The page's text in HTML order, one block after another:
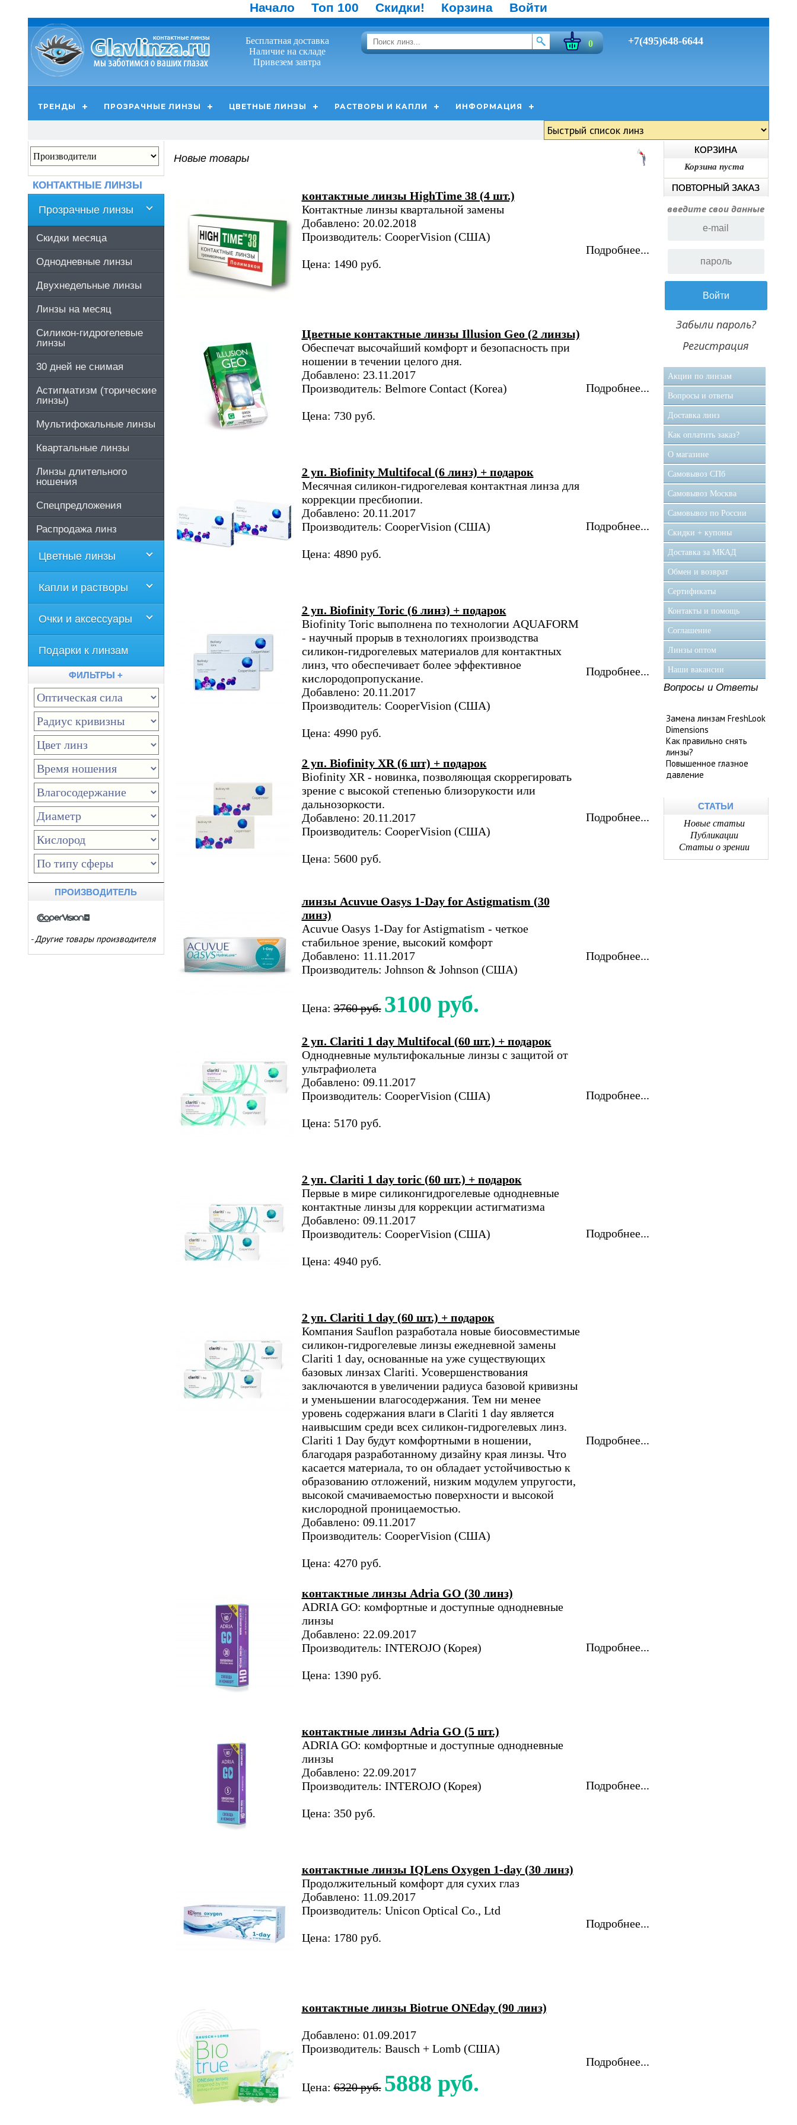
Начало Топ 100 Скидки! Корзина Войти
Бесплатная доставка
Наличие на складе
Привезем завтра
0 +7(495)648-6644
ТРЕНДЫ ПРОЗРАЧНЫЕ ЛИНЗЫ ЦВЕТНЫЕ ЛИНЗЫ РАСТВОРЫ И КАПЛИ ИНФОРМАЦИЯ
Новые товары
контактные линзы HighTime 38 (4 шт.)
Контактные линзы квартальной замены
Добавлено: 20.02.2018
Производитель: CooperVision (США)
Цена: 1490 руб.
Подробнее...
Цветные контактные линзы Illusion Geo (2 линзы)
Обеспечат высочайший комфорт и безопасность при
ношении в течении целого дня.
Добавлено: 23.11.2017
Производитель: Belmore Contact (Korea)
Цена: 730 руб.
Подробнее...
2 уп. Biofinity Multifocal (6 линз) + подарок
Месячная силикон-гидрогелевая контактная линза для
коррекции пресбиопии.
Добавлено: 20.11.2017
Производитель: CooperVision (США)
Цена: 4890 руб.
Подробнее...
2 уп. Biofinity Toric (6 линз) + подарок
Biofinity Toric выполнена по технологии AQUAFORM
- научный прорыв в технологиях производства
силикон-гидрогелевых материалов для контактных
линз, что обеспечивает более эффективное
кислородопропускание.
Добавлено: 20.11.2017
Производитель: CooperVision (США)
Цена: 4990 руб.
Подробнее...
2 уп. Biofinity XR (6 шт) + подарок
Biofinity XR - новинка, позволяющая скоррегировать
зрение с высокой степенью близорукости или
дальнозоркости.
Добавлено: 20.11.2017
Производитель: CooperVision (США)
Цена: 5600 руб.
Подробнее...
линзы Acuvue Oasys 1-Day for Astigmatism (30
линз)
Acuvue Oasys 1-Day for Astigmatism - четкое
стабильное зрение, высокий комфорт
Добавлено: 11.11.2017
Производитель: Johnson & Johnson (США)
Цена:3760 руб. 3100 руб.
Подробнее...
2 уп. Clariti 1 day Multifocal (60 шт.) + подарок
Однодневные мультифокальные линзы с защитой от
ультрафиолета
Добавлено: 09.11.2017
Производитель: CooperVision (США)
Цена: 5170 руб.
Подробнее...
2 уп. Clariti 1 day toric (60 шт.) + подарок
Первые в мире силиконгидрогелевые однодневные
контактные линзы для коррекции астигматизма
Добавлено: 09.11.2017
Производитель: CooperVision (США)
Цена: 4940 руб.
Подробнее...
2 уп. Clariti 1 day (60 шт.) + подарок
Компания Sauflon разработала новые биосовместимые
силикон-гидрогелевые линзы ежедневной замены
Clariti 1 day, основанные на уже существующих
базовых линзах Clariti. Усовершенствования
заключаются в увеличении радиуса базовой кривизны
и уменьшении влагосодержания. Тем ни менее
уровень содержания влаги в Clariti 1 day является
наивысшим среди всех силикон-гидрогелевых линз.
Clariti 1 Day будут комфортными в ношении,
благодаря разработанному дизайну края линзы. Что
касается материала, то он обладает устойчивостью к
образованию отложений, низким модулем упругости,
высокой смачиваемостью поверхности и высокой
кислородной проницаемостью.
Добавлено: 09.11.2017
Производитель: CooperVision (США)
Цена: 4270 руб.
Подробнее...
контактные линзы Adria GO (30 линз)
ADRIA GO: комфортные и доступные однодневные
линзы
Добавлено: 22.09.2017
Производитель: INTEROJO (Корея)
Цена: 1390 руб.
Подробнее...
контактные линзы Adria GO (5 шт.)
ADRIA GO: комфортные и доступные однодневные
линзы
Добавлено: 22.09.2017
Производитель: INTEROJO (Корея)
Цена: 350 руб.
Подробнее...
контактные линзы IQLens Oxygen 1-day (30 линз)
Продолжительный комфорт для сухих глаз
Добавлено: 11.09.2017
Производитель: Unicon Optical Co., Ltd
Цена: 1780 руб.
Подробнее...
контактные линзы Biotrue ONEday (90 линз)
Добавлено: 01.09.2017
Производитель: Bausch + Lomb (США)
Цена:6320 руб. 5888 руб.
Подробнее...
КОНТАКТНЫЕ ЛИНЗЫ
Прозрачные линзы
Скидки месяца
Однодневные линзы
Двухнедельные линзы
Линзы на месяц
Силикон-гидрогелевые
линзы
30 дней не снимая
Астигматизм (торические
линзы)
Мультифокальные линзы
Квартальные линзы
Линзы длительного
ношения
Спецпредложения
Распродажа линз
Цветные линзы
Капли и растворы
Очки и аксессуары
Подарки к линзам
ФИЛЬТРЫ +
ПРОИЗВОДИТЕЛЬ
-Другие товары производителя
КОРЗИНА
Корзина пуста
ПОВТОРНЫЙ ЗАКАЗ
введите свои данные
Забыли пароль?
Регистрация
Акции по линзам
Вопросы и ответы
Доставка линз
Как оплатить заказ?
О магазине
Самовывоз CПб
Самовывоз Москва
Самовывоз по России
Скидки + купоны
Доставка за МКАД
Обмен и возврат
Сертификаты
Контакты и помощь
Соглашение
Линзы оптом
Наши вакансии
Вопросы и Ответы
Замена линзам FreshLook
Dimensions
Как правильно снять
линзы?
Повышенное глазное
давление
СТАТЬИ
Новые статьи
Публикации
Статьи о зрении